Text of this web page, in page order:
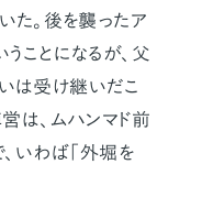
た。後を襲ったア
ことになるが、父
は受け継いだこ
は、ムハンマド前
いわば「外堀を